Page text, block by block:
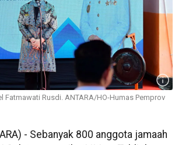
Fatmawati Rusdi. ANTARA/HO-Humas Pemprov
- Sebanyak 800 anggota jamaah